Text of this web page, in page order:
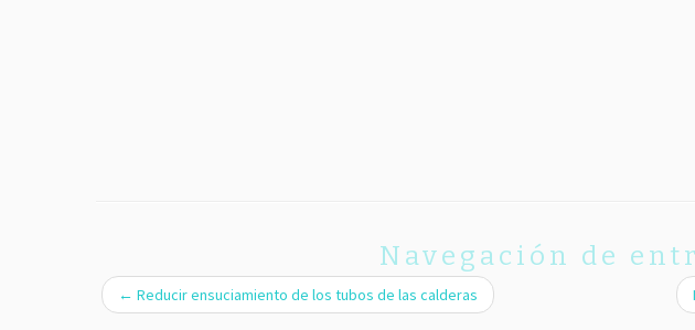
Navegación de
← Reducir ensuciamiento de los tubos de las calderas